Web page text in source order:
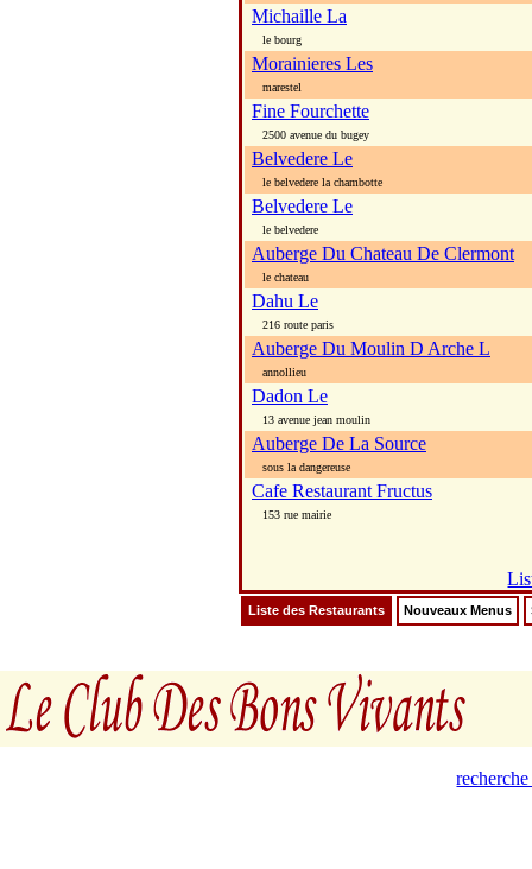
Michaille La
le bourg
Morainieres Les
marestel
Fine Fourchette
2500 avenue du bugey
Belvedere Le
le belvedere la chambotte
Belvedere Le
le belvedere
Auberge Du Chateau De Clermont
le chateau
Dahu Le
216 route paris
Auberge Du Moulin D Arche L
annollieu
Dadon Le
13 avenue jean moulin
Auberge De La Source
sous la dangereuse
Cafe Restaurant Fructus
153 rue mairie
Liste des Restaurants Nouveaux Menus